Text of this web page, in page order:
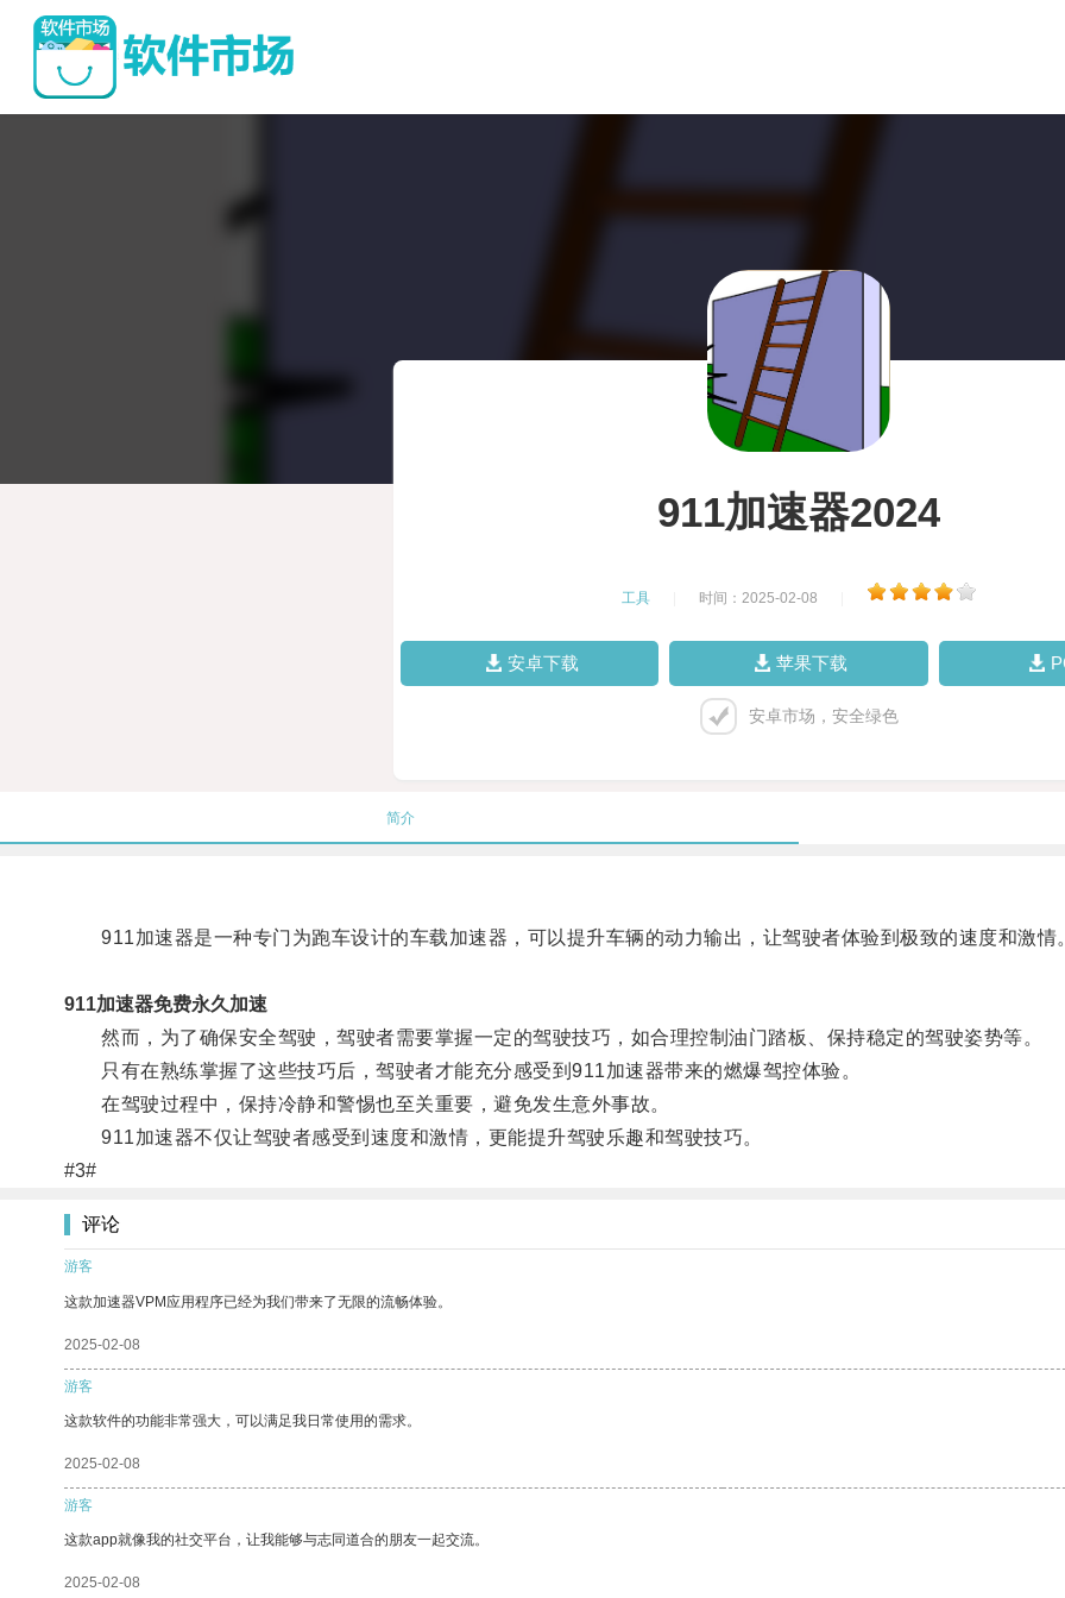
911加速器2024
工具 时间：2025-02-08
安卓下载 苹果下载
安卓市场，安全绿色
简介
911加速器是一种专门为跑车设计的车载加速器，可以提升车辆的动力输出，让驾驶者体验到极致的速度和激情
911加速器免费永久加速
然而，为了确保安全驾驶，驾驶者需要掌握一定的驾驶技巧，如合理控制油门踏板、保持稳定的驾驶姿势等。
只有在熟练掌握了这些技巧后，驾驶者才能充分感受到911加速器带来的燃爆驾控体验。
在驾驶过程中，保持冷静和警惕也至关重要，避免发生意外事故。
911加速器不仅让驾驶者感受到速度和激情，更能提升驾驶乐趣和驾驶技巧。
#3#
评论
游客
这款加速器VPM应用程序已经为我们带来了无限的流畅体验。
2025-02-08
游客
这款软件的功能非常强大，可以满足我日常使用的需求。
2025-02-08
游客
这款app就像我的社交平台，让我能够与志同道合的朋友一起交流。
2025-02-08